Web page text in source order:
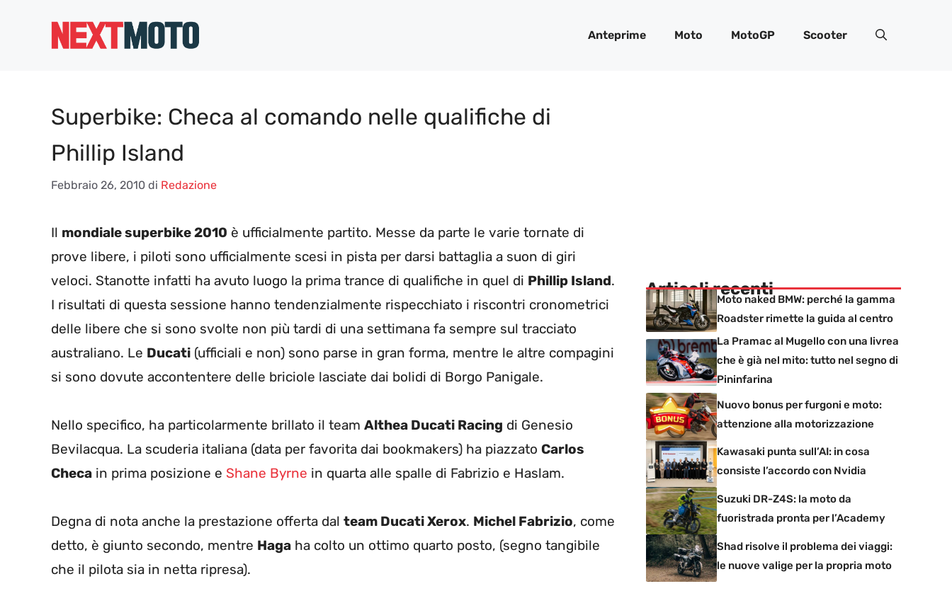
Anteprime Moto MotoGP Scooter
Superbike: Checa al comando nelle qualifiche di
Phillip Island
Febbraio 26, 2010 di Redazione
Il mondiale superbike 2010 è ufficialmente partito. Messe da parte le varie tornate di
prove libere, i piloti sono ufficialmente scesi in pista per darsi battaglia a suon di giri
veloci. Stanotte infatti ha avuto luogo la prima trance di qualifiche in quel di Phillip Island.
I risultati di questa sessione hanno tendenzialmente rispecchiato i riscontri cronometrici
delle libere che si sono svolte non più tardi di una settimana fa sempre sul tracciato
australiano. Le Ducati (ufficiali e non) sono parse in gran forma, mentre le altre compagini
si sono dovute accontentere delle briciole lasciate dai bolidi di Borgo Panigale.
Nello specifico, ha particolarmente brillato il team Althea Ducati Racing di Genesio
Bevilacqua. La scuderia italiana (data per favorita dai bookmakers) ha piazzato Carlos
Checa in prima posizione e Shane Byrne in quarta alle spalle di Fabrizio e Haslam.
Degna di nota anche la prestazione offerta dal team Ducati Xerox. Michel Fabrizio, come
detto, è giunto secondo, mentre Haga ha colto un ottimo quarto posto, (segno tangibile
che il pilota sia in netta ripresa).
Articoli recenti
Moto naked BMW: perché la gamma
Roadster rimette la guida al centro
La Pramac al Mugello con una livrea
che è già nel mito: tutto nel segno di
Pininfarina
Nuovo bonus per furgoni e moto:
attenzione alla motorizzazione
Kawasaki punta sull’AI: in cosa
consiste l’accordo con Nvidia
Suzuki DR-Z4S: la moto da
fuoristrada pronta per l’Academy
Shad risolve il problema dei viaggi:
le nuove valige per la propria moto